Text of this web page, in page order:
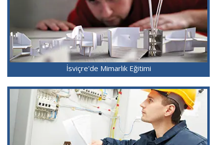
İsviçre'de Mimarlık Eğitimi